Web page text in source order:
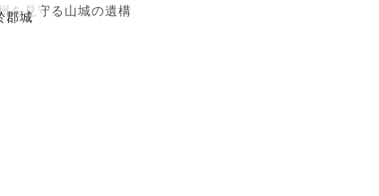
郡城
を見守る山城の遺構